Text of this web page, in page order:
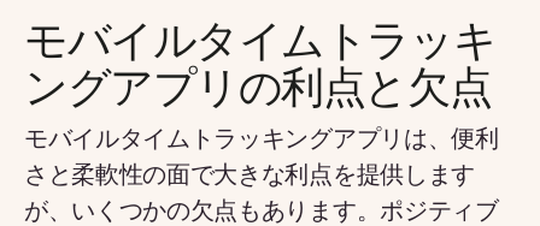
モバイルタイムトラッキ
ングアプリの利点と欠点
モバイルタイムトラッキングアプリは、便利
さと柔軟性の面で大きな利点を提供します
が、いくつかの欠点もあります。ポジティブ